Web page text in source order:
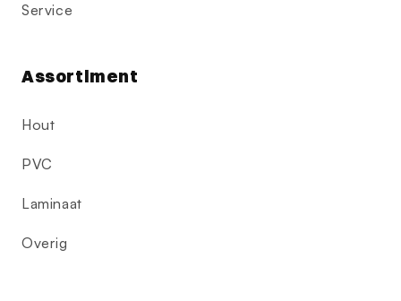
Service
Assortiment
Hout
PVC
Laminaat
Overig